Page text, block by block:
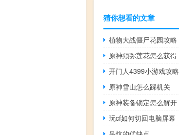
猜你想看的文章
植物大战僵尸花园攻略
原神须弥莲花怎么获得
开门人4399小游戏攻略
原神雪山怎么踩机关
原神装备锁定怎么解开
玩cf如何切回电脑屏幕